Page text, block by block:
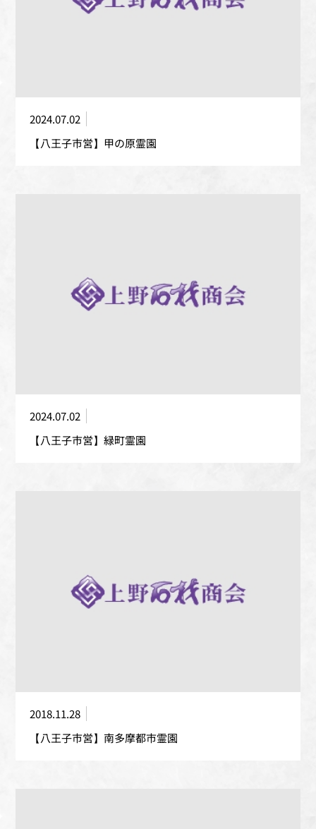
2024.07.02
【八王子市営】甲の原霊園
2024.07.02
【八王子市営】緑町霊園
2018.11.28
【八王子市営】南多摩都市霊園